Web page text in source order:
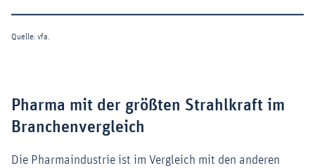
Pharma mit der größten Strahlkraft im
Branchenvergleich
Die Pharmaindustrie ist im Vergleich mit den anderen